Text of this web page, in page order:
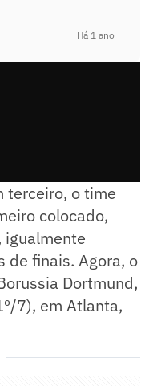
Há 1 ano
terceiro, o time
colocado,
igualmente
de finais. Agora, o
Dortmund,
7), em Atlanta,